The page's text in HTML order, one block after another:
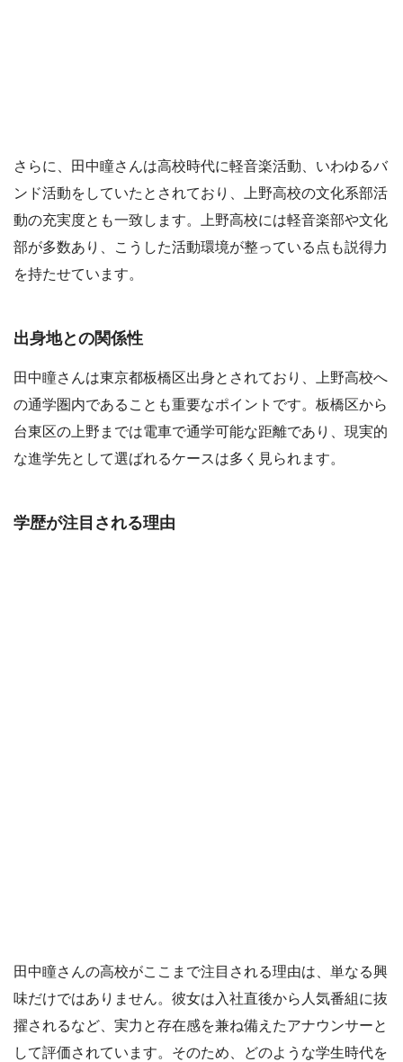
さらに、田中瞳さんは高校時代に軽音楽活動、いわゆるバ
ンド活動をしていたとされており、上野高校の文化系部活
動の充実度とも一致します。上野高校には軽音楽部や文化
部が多数あり、こうした活動環境が整っている点も説得力
を持たせています。
出身地との関係性
田中瞳さんは東京都板橋区出身とされており、上野高校へ
の通学圏内であることも重要なポイントです。板橋区から
台東区の上野までは電車で通学可能な距離であり、現実的
な進学先として選ばれるケースは多く見られます。
学歴が注目される理由
田中瞳さんの高校がここまで注目される理由は、単なる興
味だけではありません。彼女は入社直後から人気番組に抜
擢されるなど、実力と存在感を兼ね備えたアナウンサーと
して評価されています。そのため、どのような学生時代を